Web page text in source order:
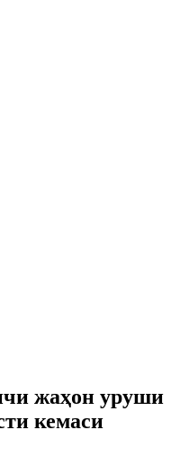
жаҳон уруши
кемаси